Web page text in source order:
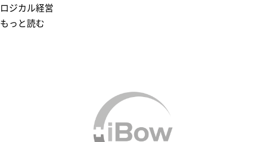
ロジカル経営
もっと読む